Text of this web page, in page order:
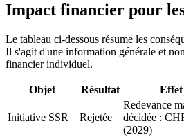
Impact financier pour
Le tableau ci-dessous résume les
Il s'agit d'une information générale et
financier individuel.
Objet Résultat Effet
Initiative SSR Rejetée
Redevance
décidée :
(2029)